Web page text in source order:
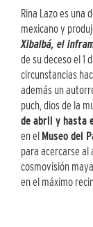
Rina Lazo es una
mexicano y
Xibalbá, el
de su deceso el 1
circunstancias
además un
puch, dios de la
de abril y hasta
en el Museo del
para acercarse
cosmovisión
en el máximo